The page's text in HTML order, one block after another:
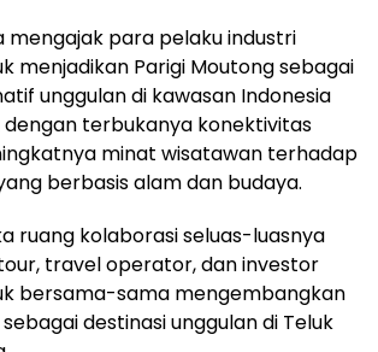
mengajak para pelaku industri
menjadikan Parigi Moutong sebagai
unggulan di kawasan Indonesia
dengan terbukanya konektivitas
minat wisatawan terhadap
berbasis alam dan budaya.
ruang kolaborasi seluas-luasnya
travel operator, dan investor
bersama-sama mengembangkan
destinasi unggulan di Teluk